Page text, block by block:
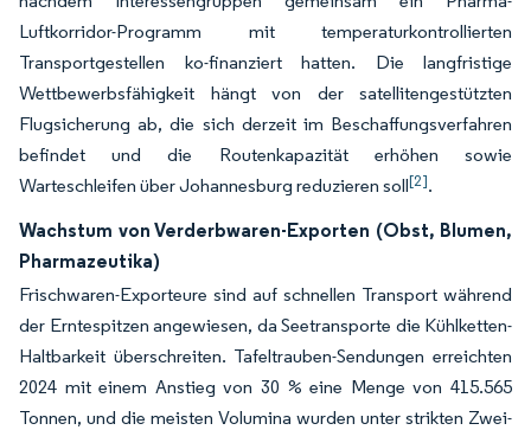
Luftkorridor-Programm mit temperaturkontrollierten
Transportgestellen ko-finanziert hatten. Die langfristige
Wettbewerbsfähigkeit hängt von der satellitengestützten
Flugsicherung ab, die sich derzeit im Beschaffungsverfahren
befindet und die Routenkapazität erhöhen sowie
Warteschleifen über Johannesburg reduzieren soll[2].
Wachstum von Verderbwaren-Exporten (Obst, Blumen,
Pharmazeutika)
Frischwaren-Exporteure sind auf schnellen Transport während
der Erntespitzen angewiesen, da Seetransporte die Kühlketten-
Haltbarkeit überschreiten. Tafeltrauben-Sendungen erreichten
2024 mit einem Anstieg von 30 % eine Menge von 415.565
Tonnen, und die meisten Volumina wurden unter strikten Zwei-